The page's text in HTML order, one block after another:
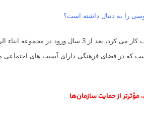
را به دنبال داشته است؟
شده و در حال حاضر به فعالیت های رسانه ای می پردازد.
است که در فضای فرهنگی دارای آسیب های
ازحمایت سازمان‌ها